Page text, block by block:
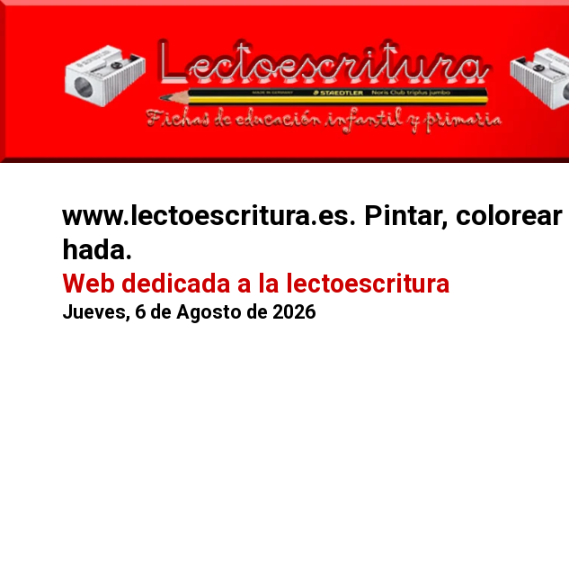
www.lectoescritura.es. Pintar, colorear
hada.
Web dedicada a la lectoescritura
Jueves, 6 de Agosto de 2026